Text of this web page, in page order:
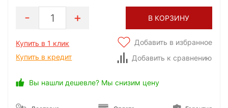
1 В КОРЗИНУ
Купить в 1 клик
Купить в кредит
Добавить в избранное
Добавить к сравнению
Вы нашли дешевле? Мы снизим цену